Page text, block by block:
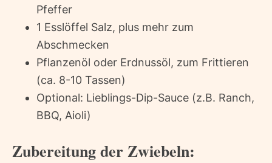
Pfeffer
1 Esslöffel Salz, plus mehr zum
Abschmecken
Pflanzenöl oder Erdnussöl, zum Frittieren
(ca. 8-10 Tassen)
Optional: Lieblings-Dip-Sauce (z.B. Ranch,
BBQ, Aioli)
Zubereitung der Zwiebeln: